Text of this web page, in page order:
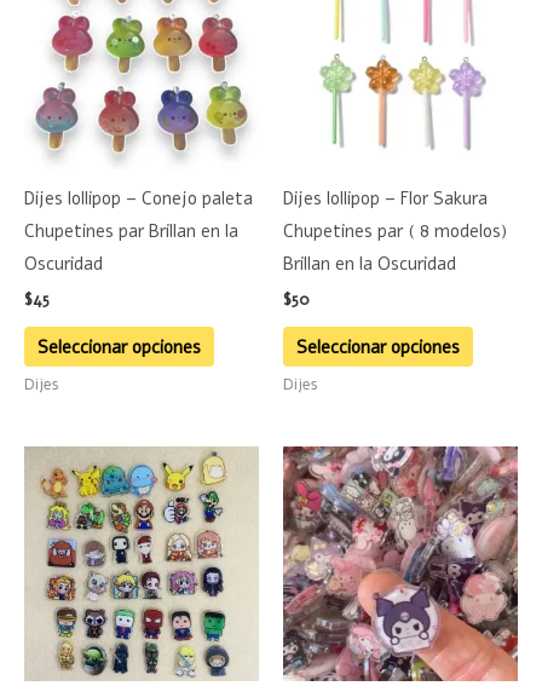
Dijes lollipop – Conejo paleta
Chupetines par Brillan en la
Oscuridad
$45
Seleccionar opciones
tiene
múltiples
variantes.
Las
opciones
pueden
elegir
de
Dijes
Dijes lollipop – Flor Sakura
Chupetines par ( 8 modelos)
Brillan en la Oscuridad
$50
Seleccionar opciones
tiene
pueden
elegir
de
Dijes
Este
producto
tiene
múltiples
variantes.
Las
opciones
Este
producto
tiene
Las
opciones